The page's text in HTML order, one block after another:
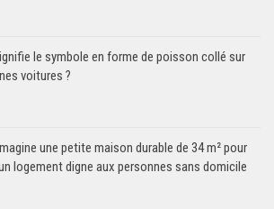
le symbole en forme de poisson collé sur
voitures ?
une petite maison durable de 34 m² pour
logement digne aux personnes sans domicile